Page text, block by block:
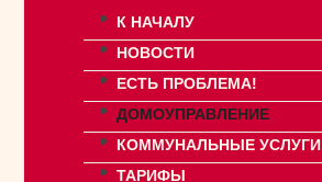
К НАЧАЛУ
НОВОСТИ
ЕСТЬ ПРОБЛЕМА!
ДОМОУПРАВЛЕНИЕ
КОММУНАЛЬНЫЕ УСЛУГИ
ТАРИФЫ